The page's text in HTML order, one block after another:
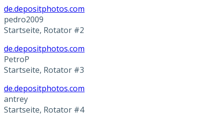
de.depositphotos.com
pedro2009
Startseite, Rotator #2
de.depositphotos.com
PetroP
Startseite, Rotator #3
de.depositphotos.com
antrey
Startseite, Rotator #4